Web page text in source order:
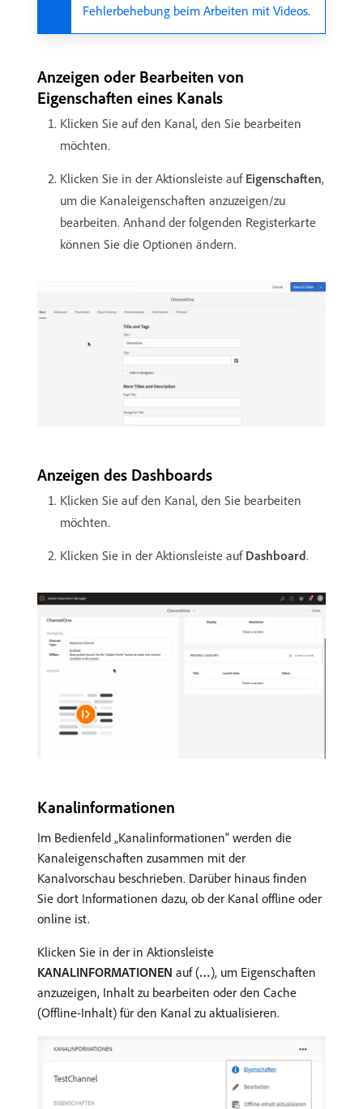
Fehlerbehebung beim Arbeiten mit Videos.
Anzeigen oder Bearbeiten von
Eigenschaften eines Kanals
Klicken Sie auf den Kanal, den Sie bearbeiten
möchten.
Klicken Sie in der Aktionsleiste auf Eigenschaften,
um die Kanaleigenschaften anzuzeigen/zu
bearbeiten. Anhand der folgenden Registerkarte
können Sie die Optionen ändern.
Anzeigen des Dashboards
Klicken Sie auf den Kanal, den Sie bearbeiten
möchten.
Klicken Sie in der Aktionsleiste auf Dashboard.
Kanalinformationen
Im Bedienfeld „Kanalinformationen“ werden die
Kanaleigenschaften zusammen mit der
Kanalvorschau beschrieben. Darüber hinaus finden
Sie dort Informationen dazu, ob der Kanal offline oder
online ist.
Klicken Sie in der in Aktionsleiste
KANALINFORMATIONEN auf (…), um Eigenschaften
anzuzeigen, Inhalt zu bearbeiten oder den Cache
(Offline-Inhalt) für den Kanal zu aktualisieren.